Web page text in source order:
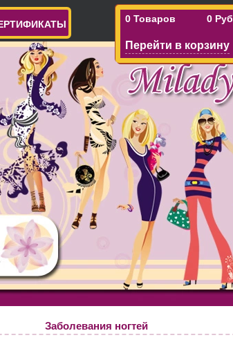
0 Товаров 0 Руб
Перейти в корзину
Заболевания ногтей